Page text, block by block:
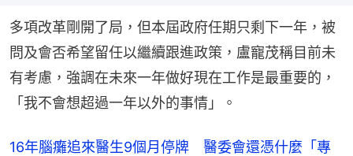
多項改革剛開了局，但本屆政府任期只剩下一年，被
問及會否希望留任以繼續跟進政策，盧寵茂稱目前未
有考慮，強調在未來一年做好現在工作是最重要的，
「我不會想超過一年以外的事情」。
16年腦癱追來醫生9個月停牌 醫委會還憑什麼「專